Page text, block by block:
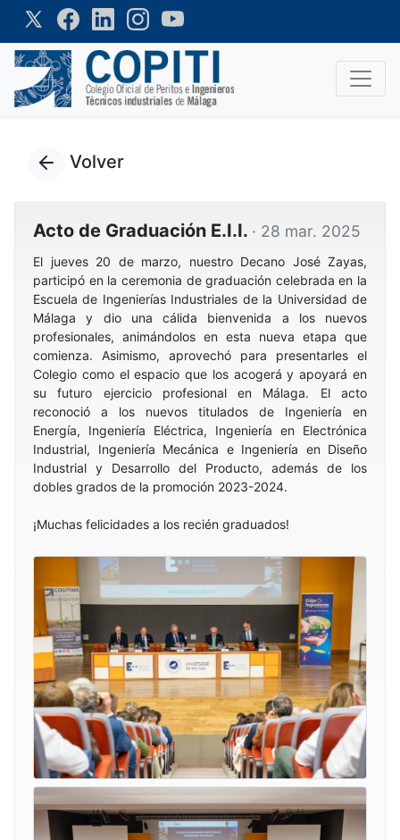
Volver
Acto de Graduación E.I.I. · 28 mar. 2025
El jueves 20 de marzo, nuestro Decano José Zayas,
participó en la ceremonia de graduación celebrada en la
Escuela de Ingenierías Industriales de la Universidad de
Málaga y dio una cálida bienvenida a los nuevos
profesionales, animándolos en esta nueva etapa que
comienza. Asimismo, aprovechó para presentarles el
Colegio como el espacio que los acogerá y apoyará en
su futuro ejercicio profesional en Málaga. El acto
reconoció a los nuevos titulados de Ingeniería en
Energía, Ingeniería Eléctrica, Ingeniería en Electrónica
Industrial, Ingeniería Mecánica e Ingeniería en Diseño
Industrial y Desarrollo del Producto, además de los
dobles grados de la promoción 2023-2024.
¡Muchas felicidades a los recién graduados!